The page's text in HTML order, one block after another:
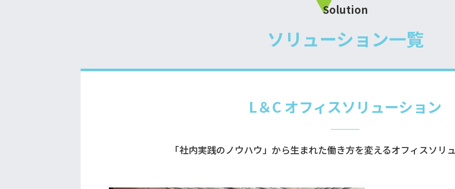
Solution
ソリューション一覧
L＆C オフィスソリューション
「社内実践のノウハウ」から生まれた働き方を変えるオフィスソリ